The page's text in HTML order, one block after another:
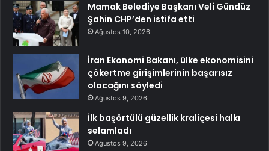
Mamak Belediye Başkanı Veli Gündüz
Şahin CHP’den istifa etti
Ağustos 10, 2026
İran Ekonomi Bakanı, ülke ekonomisini
çökertme girişimlerinin başarısız
olacağını söyledi
Ağustos 9, 2026
İlk başörtülü güzellik kraliçesi halkı
selamladı
Ağustos 9, 2026